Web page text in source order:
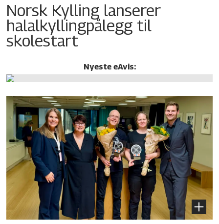
Norsk Kylling lanserer
halalkylling­pålegg til
skolestart
Nyeste eAvis: